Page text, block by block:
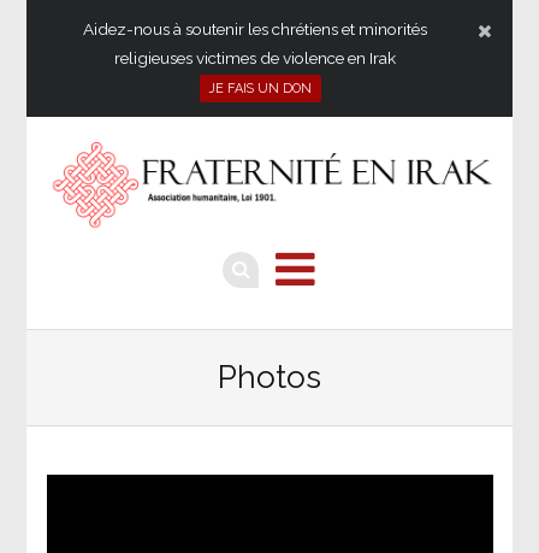
Aidez-nous à soutenir les chrétiens et minorités
religieuses victimes de violence en Irak
JE FAIS UN DON
Photos